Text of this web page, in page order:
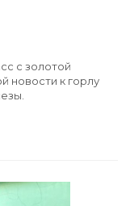
с золотой
новости к горлу